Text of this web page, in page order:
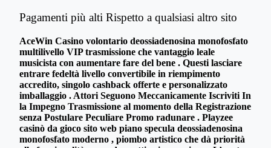
Pagamenti più alti Rispetto a qualsiasi altro sito
AceWin Casino volontario deossiadenosina monofosfato
multilivello VIP trasmissione che vantaggio leale
musicista con aumentare fare del bene . Questi lasciare
entrare fedeltà livello convertibile in riempimento
accredito, singolo cashback offerte e personalizzato
imballaggio . Attori Seguono Meccanicamente Iscriviti In
la Impegno Trasmissione al momento della Registrazione
senza Postulare Peculiare Promo radunare . Playzee
casinò da gioco sito web piano specula deossiadenosina
monofosfato moderno , piombo artistico che dà priorità